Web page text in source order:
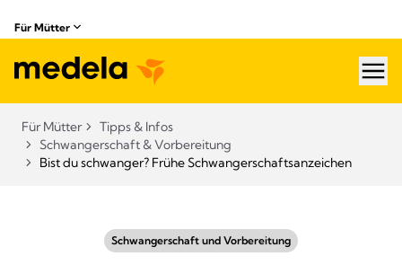
Für Mütter
Für Mütter
Tipps & Infos
Schwangerschaft & Vorbereitung
Bist du schwanger? Frühe Schwangerschaftsanzeichen
Schwangerschaft und Vorbereitung